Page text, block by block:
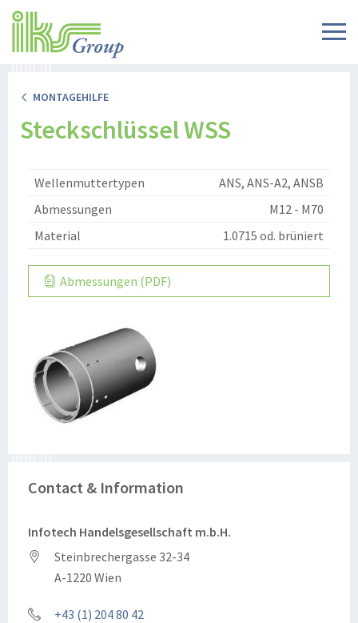
MONTAGEHILFE
Steckschlüssel WSS
Wellenmuttertypen
ANS, ANS-A2, ANSB
Abmessungen
M12 - M70
Material
1.0715 od. brüniert
Abmessungen (PDF)
Contact & Information
Infotech Handelsgesellschaft m.b.H.
Steinbrechergasse 32-34
A-1220 Wien
+43 (1) 204 80 42